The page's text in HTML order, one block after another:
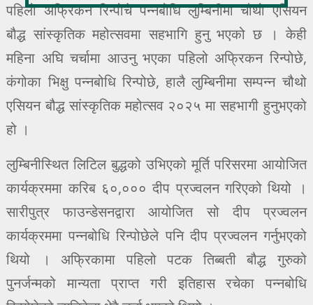
पहिलो अफ्रिकन रिन्पोचे पन्नबोधि लुम्बिनीमा चौथो एसियन
बौद्ध सांस्कृतिक महोत्सवमा सहभागि हुनु भएको छ । केही
महिना अघि चर्चामा आउनु भएका पहिलो अफ्रिकन रिन्पोछे,
कंगोका भिक्षु पन्नबोधि रिन्पोछे, हालै लुम्बिनीमा सम्पन्न चौथो
एसियन बौद्ध सांस्कृतिक महोत्सव २०२५ मा सहभागी हुनुभएको
हो ।
लुम्बिनीस्थित लिटिल बुद्धको उभिएको मूर्ति परिसरमा आयोजित
कार्यक्रममा करिब ६०,००० दीप प्रज्वलन गरिएको थियो ।
सारीपुत्र फाउन्डेसनद्वारा आयोजित सो दीप प्रज्वलन
कार्यक्रममा पन्नबोधि रिन्पोछेले पनि दीप प्रज्वलन गर्नुभएको
थियो । अफ्रिकामा पहिलो पटक तिब्बती बौद्ध गुरुको
पुनर्जन्मको मान्यता प्राप्त गरी इतिहास रचेका पन्नबोधि